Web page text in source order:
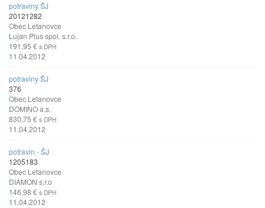
potraviny ŠJ
20121282
Obec Letanovce
Lujan Plus spol. s.r.o.
191,95 € s DPH
11.04.2012
potraviny ŠJ
376
Obec Letanovce
DOMINO a.s.
830,75 € s DPH
11.04.2012
potravin - ŠJ
1205183
Obec Letanovce
DIAMON s.r.o
146,98 € s DPH
11.04.2012